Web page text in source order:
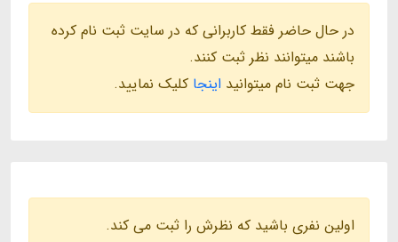
در حال حاضر فقط کاربرانی که در سایت ثبت نام کرده
باشند میتوانند نظر ثبت کنند.
جهت ثبت نام میتوانید اینجا کلیک نمایید.
اولین نفری باشید که نظرش را ثبت می کند.